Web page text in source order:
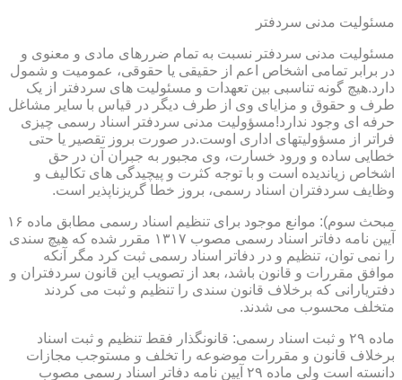
مسئولیت مدنی سردفتر
مسئولیت مدنی سردفتر نسبت به تمام ضررهای مادی و معنوی و
در برابر تمامی اشخاص اعم از حقیقی یا حقوقی، عمومیت و شمول
دارد.هیچ گونه تناسبی بین تعهدات و مسئولیت های سردفتر از یک
طرف و حقوق و مزایای وی از طرف دیگر در قیاس با سایر مشاغل
حرفه ای وجود ندارد!مسؤولیت مدنی سردفتر اسناد رسمی چیزی
فراتر از مسؤولیتهای اداری اوست.در صورت بروز تقصیر یا حتی
خطایی ساده و ورود خسارت، وی مجبور به جبران آن در حق
اشخاص زیاندیده است و با توجه کثرت و پیچیدگی های تکالیف و
وظایف سردفتران اسناد رسمی، بروز خطا گریزناپذیر است.
مبحث سوم): موانع موجود برای تنظیم اسناد رسمی مطابق ماده ۱۶
آیین نامه دفاتر اسناد رسمی مصوب ۱۳۱۷ مقرر شده که هیچ سندی
را نمی توان، تنظیم و در دفاتر اسناد رسمی ثبت کرد مگر آنکه
موافق مقررات و قانون باشد، بعد از تصویب این قانون سردفتران و
دفتریارانی که برخلاف قانون سندی را تنظیم و ثبت می کردند
متخلف محسوب می شدند.
ماده ۲۹ و ثبت اسناد رسمی: قانونگذار فقط تنظیم و ثبت اسناد
برخلاف قانون و مقررات موضوعه را تخلف و مستوجب مجازات
دانسته است ولی ماده ۲۹ آیین نامه دفاتر اسناد رسمی مصوب